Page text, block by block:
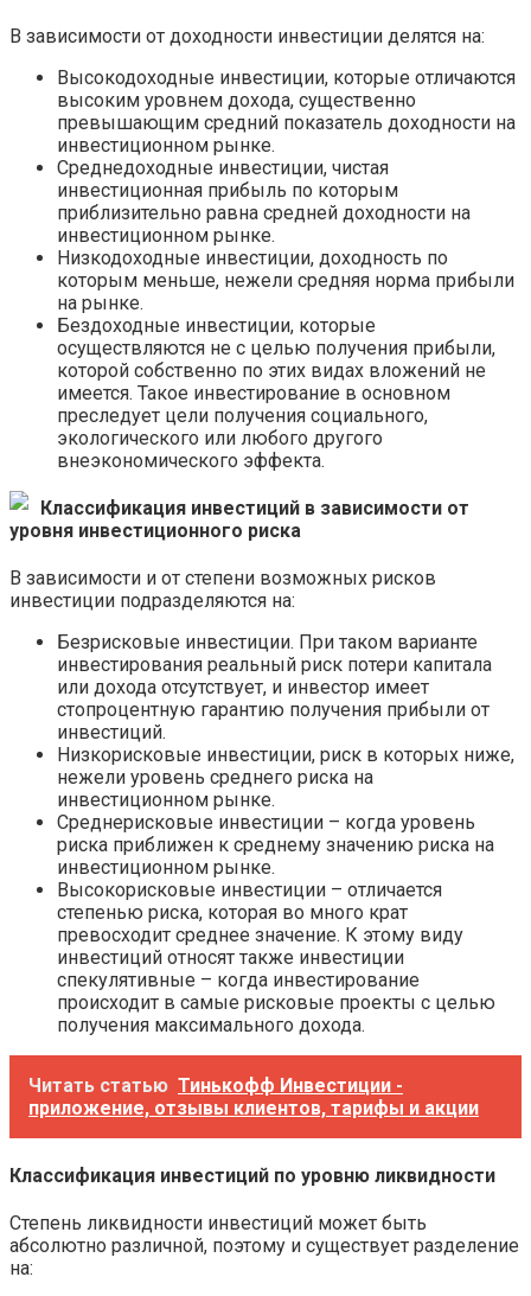
В зависимости от доходности инвестиции делятся на:
Высокодоходные инвестиции, которые отличаются
высоким уровнем дохода, существенно
превышающим средний показатель доходности на
инвестиционном рынке.
Среднедоходные инвестиции, чистая
инвестиционная прибыль по которым
приблизительно равна средней доходности на
инвестиционном рынке.
Низкодоходные инвестиции, доходность по
которым меньше, нежели средняя норма прибыли
на рынке.
Бездоходные инвестиции, которые
осуществляются не с целью получения прибыли,
которой собственно по этих видах вложений не
имеется. Такое инвестирование в основном
преследует цели получения социального,
экологического или любого другого
внеэкономического эффекта.
Классификация инвестиций в зависимости от
уровня инвестиционного риска
В зависимости и от степени возможных рисков
инвестиции подразделяются на:
Безрисковые инвестиции. При таком варианте
инвестирования реальный риск потери капитала
или дохода отсутствует, и инвестор имеет
стопроцентную гарантию получения прибыли от
инвестиций.
Низкорисковые инвестиции, риск в которых ниже,
нежели уровень среднего риска на
инвестиционном рынке.
Среднерисковые инвестиции – когда уровень
риска приближен к среднему значению риска на
инвестиционном рынке.
Высокорисковые инвестиции – отличается
степенью риска, которая во много крат
превосходит среднее значение. К этому виду
инвестиций относят также инвестиции
спекулятивные – когда инвестирование
происходит в самые рисковые проекты с целью
получения максимального дохода.
Читать статью Тинькофф Инвестиции -
приложение, отзывы клиентов, тарифы и акции
Классификация инвестиций по уровню ликвидности
Степень ликвидности инвестиций может быть
абсолютно различной, поэтому и существует разделение
на: